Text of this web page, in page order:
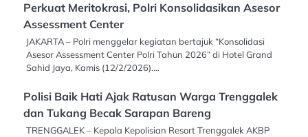
Perkuat Meritokrasi, Polri Konsolidasikan Asesor
Assessment Center
JAKARTA – Polri menggelar kegiatan bertajuk “Konsolidasi
Asesor Assessment Center Polri Tahun 2026” di Hotel Grand
Sahid Jaya, Kamis (12/2/2026).…
Polisi Baik Hati Ajak Ratusan Warga Trenggalek
dan Tukang Becak Sarapan Bareng
TRENGGALEK – Kepala Kepolisian Resort Trenggalek AKBP